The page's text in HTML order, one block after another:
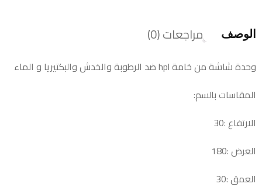
الوصف مراجعات (0)
وحدة شاشة من خامة hpl ضد الرطوبة والخدش والبكتيريا و الماء
المقاسات بالسم:
الارتفاع :30
العرض :180
العمق :30